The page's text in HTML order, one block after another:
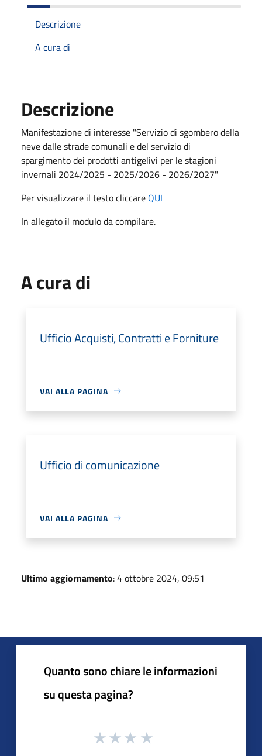
Descrizione
A cura di
Descrizione
Manifestazione di interesse "Servizio di sgombero della
neve dalle strade comunali e del servizio di
spargimento dei prodotti antigelivi per le stagioni
invernali 2024/2025 - 2025/2026 - 2026/2027"
Per visualizzare il testo cliccare QUI
In allegato il modulo da compilare.
A cura di
Ufficio Acquisti, Contratti e Forniture
VAI ALLA PAGINA
Ufficio di comunicazione
VAI ALLA PAGINA
Ultimo aggiornamento: 4 ottobre 2024, 09:51
Quanto sono chiare le informazioni
su questa pagina?